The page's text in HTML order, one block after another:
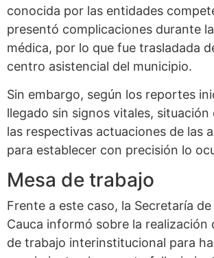
conocida por las entidades
presentó complicaciones durante
médica, por lo que fue trasladada
centro asistencial del municipio.
Sin embargo, según los reportes
llegado sin signos vitales, situación
las respectivas actuaciones de las
para establecer con precisión lo
Mesa de trabajo
Frente a este caso, la Secretaría de
Cauca informó sobre la realización
de trabajo interinstitucional para